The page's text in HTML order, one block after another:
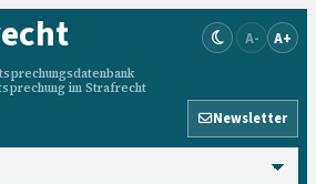
im Strafrecht
A- A+
Newsletter